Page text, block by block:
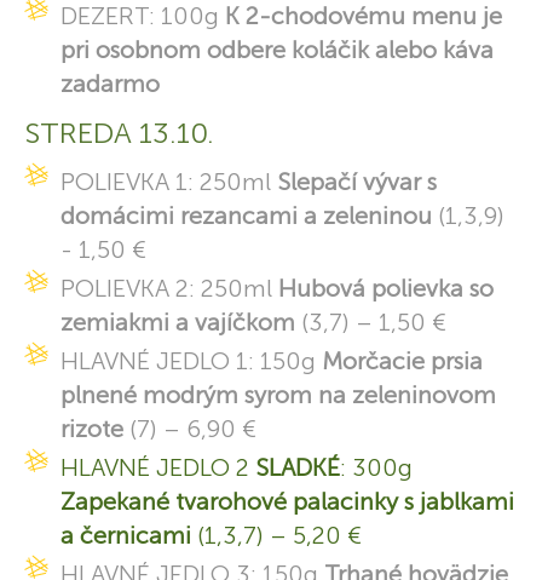
DEZERT: 100g K 2-chodovému menu je
pri osobnom odbere koláčik alebo káva
zadarmo
STREDA 13.10.
POLIEVKA 1: 250ml Slepačí vývar s
domácimi rezancami a zeleninou (1,3,9)
- 1,50 €
POLIEVKA 2: 250ml Hubová polievka so
zemiakmi a vajíčkom (3,7) – 1,50 €
HLAVNÉ JEDLO 1: 150g Morčacie prsia
plnené modrým syrom na zeleninovom
rizote (7) – 6,90 €
HLAVNÉ JEDLO 2 SLADKÉ: 300g
Zapekané tvarohové palacinky s jablkami
a černicami (1,3,7) – 5,20 €